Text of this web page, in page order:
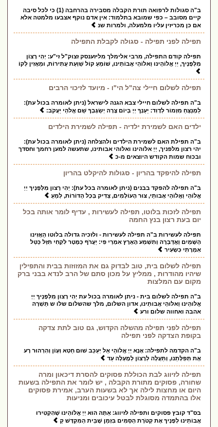
ב"ה סגולות לרפואה תורת הקבלה מסבירה בהרחבה (1) כי לכל סיבה
קיים מסובב – כפי שמובא בתלמוד: אין אדם נוקף אצבעו מלמטה אלא
אם כן מכריזין עליו מלמעלה, ולמרות שנ
תפילה לפני תפילה - סגולה לקבלת התפילה
תפילה קודם התפילה, מרבי אלימלך מליזענסק זצוק"ל זי"ע: יְהִי רָצוֹן
מִלְּפָנֶיךָ, יְיָ אֱלוֹהֵינוּ וֵאלוֹהֵי אֲבוֹתֵינוּ, שׁוֹמֵעַ קוֹל שַׁוְעַת עֲתִירוֹת, וּמַאֲזִין לְקוֹ
תפילה לשלום חיילי צה"ל הי"ו - מיועד לזיכוי הרבים
ב"ה תפילה לשלום חיילי צבא הגנה לישראל (ניתן לאומרה בכול עת):
לַמְנַצֵּחַ מִזְמוֹר לְדָוִד: יַעַנְךָ יְיָ בְּיוֹם צָרָה יְשַׂגֶּבְךָ שֵׁם אֱלֹהֵי יַעֲקֹב:
ילדים האם לשמירת ילדיה - תפילה לשמירת הילדים
ב"ה תפילת האם לשמירת הילדים ולהצלחה (ניתן לאומרה בכול עת):
יהי רצון מלפניך, יְיָ אלוהינו ואלוהי אבותינו, שתעשה למען רחמך וחסדך
ובכוח שמות הקודש היוצאים מ-כ
תפילה להיפקד בהריון - סגולות להיקלט בהריון
ב"ה תפילה להפקד בבנים (ניתן לאומרה בכל עת): יְהִי רָצון מִלְּפָנֶיךָ יְיָ
אֱלוֹהַי וֵאֱלוֹהֵי אֲבותֵי, צּוּר הָעוֹלָמִים, צַדִּיק בְּכָל הַדּוֹרוֹת, לְמַעַ
תפילה לזכות בלוטו, תפילה לעשירות , עדיף לומר אותה בכל
יום בעת רצון בנץ החמה
תפילה לעשירות ב"ה תפילה לעשירות - ולזכיה גדולה בלוטו הַאֲזִינוּ
הַשָּׁמַיִם וַאֲדַבֵּרָה וְתִשְׁמַע הָאָרֶץ אִמְרֵי פִי: יַעֲרֹף כַּמָּטָר לִקְחִי תִּזַּל כַּטַּל
אִמְרָתִי כִּשְׂעִיר
תפילה לשלום בית, טוב לבדוק גם את המזוזות בבית והתפילין
שיהיו מהודרות , ממליץ על מכון סתם של הרב לנדא בבני ברק
מקום עם המלצות
ב"ה תפילה לשלום בית - ניתן לאומרה בכול עת יְהִי רָצון מִלְּפָנֶיךָ יְיָ
אֱלוהֵינוּ וֵאלוהֵי אֲבותֵינוּ, אדון השלום, מלך שהשלום שלו ש תַּשְׁרֶה
אהבה ואחווה שלום ורע
תפילה לפני תפילה מהשלה הקדוש, גם טוב לתת צדקה
בקופת הצדקה לפני תפילה
ב"ה הקדמה לתפילה: אָנָא יְיָ אֱלוֹהַי אַל יְעַכֵּב שׁוּם חֵטְא וְעָוֹן וְהִרְהוּר רָע
אֶת תְּפִלָּתֵנוּ, וְתַּעֲלֶה לְרָצוֹן לְמָעְלָה עַד
תפילה לזיווג לבת הכוללת פסוקים להסרת דיכאון ומרה
שחורה, פסוקים מתורת הקבלה , יש לומר את התפילה בשעות
היום או מחצות לילה אך לא בשעות הערב, אמירת פסוקים
אלו בהתמדה מסוגלת לבטל עיכובים ומניעות
בס"ד קובץ פסוקים ותפילה לזיווג: אַתָּה הוּא יְיָ אֱלוֹהֵינוּ שֶׁהִקְטִירוּ
אֲבוֹתֵינוּ לְפָנֶיךָ אֶת קְטֹרֶת הַסַּמִּים בִּזְמַן שֶׁבֵּית הַמִּקְדָּשׁ קַ